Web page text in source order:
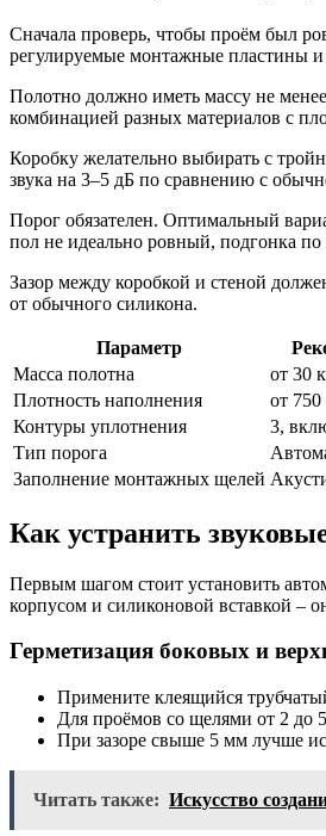
Сначала проверь, чтобы проём был
регулируемые монтажные пластины
Полотно должно иметь массу не
комбинацией разных материалов с
Коробку желательно выбирать с
звука на 3–5 дБ по сравнению с
Порог обязателен. Оптимальный
пол не идеально ровный, подгонка по
Зазор между коробкой и стеной
от обычного силикона.
Параметр
Масса полотна
от 30
Плотность наполнения
от 750
Контуры уплотнения
3,
Тип порога
Заполнение монтажных щелей
Как устранить
Первым шагом стоит установить
корпусом и силиконовой вставкой –
Герметизация боковых и
Примените клеящийся
Для проёмов со щелями от 2 до
При зазоре свыше 5 мм лучше
Читать также: Искусство